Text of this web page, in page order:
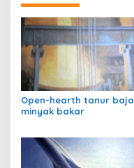
Open-hearth tanur baja
minyak bakar